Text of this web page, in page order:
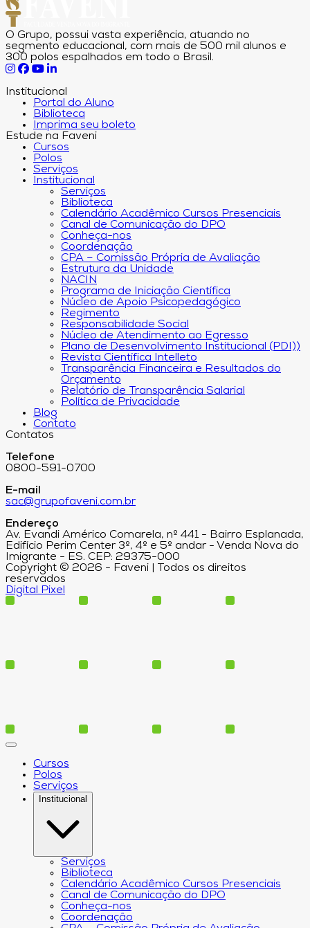
O Grupo, possui vasta experiência, atuando no
segmento educacional, com mais de 500 mil alunos e
300 polos espalhados em todo o Brasil.
Institucional
Portal do Aluno
Biblioteca
Imprima seu boleto
Estude na Faveni
Cursos
Polos
Serviços
Institucional
Serviços
Biblioteca
Calendário Acadêmico Cursos Presenciais
Canal de Comunicação do DPO
Conheça-nos
Coordenação
CPA – Comissão Própria de Avaliação
Estrutura da Unidade
NACIN
Programa de Iniciação Científica
Núcleo de Apoio Psicopedagógico
Regimento
Responsabilidade Social
Núcleo de Atendimento ao Egresso
Plano de Desenvolvimento Institucional (PDI))
Revista Científica Intelleto
Transparência Financeira e Resultados do
Orçamento
Relatório de Transparência Salarial
Política de Privacidade
Blog
Contato
Contatos
Telefone
0800-591-0700
E-mail
sac@grupofaveni.com.br
Endereço
Av. Evandi Américo Comarela, nº 441 - Bairro Esplanada,
Edifício Perim Center 3º, 4º e 5º andar - Venda Nova do
Imigrante - ES. CEP: 29375-000
Copyright © 2026 - Faveni | Todos os direitos
reservados
Digital Pixel
Cursos
Polos
Serviços
Institucional
Serviços
Biblioteca
Calendário Acadêmico Cursos Presenciais
Canal de Comunicação do DPO
Conheça-nos
Coordenação